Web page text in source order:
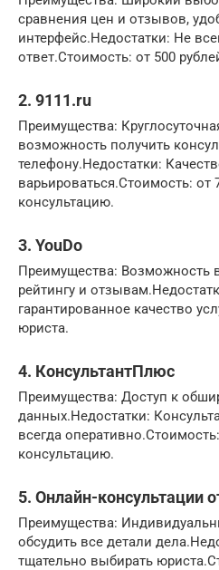
сравнения цен и отзывов,
интерфейс.Недостатки: Не
ответ.Стоимость: от 500
2. 9111.ru
Преимущества:
возможность получить
телефону.Недостатки:
варьироваться.Стоимость: от
консультацию.
3. YouDo
Преимущества: Возможность
рейтингу и
гарантированное качество
юриста.
4. КонсультантПлюс
Преимущества: Доступ к
данных.Недостатки:
всегда
консультацию.
5. Онлайн-консультации
Преимущества:
обсудить все детали
тщательно выбирать